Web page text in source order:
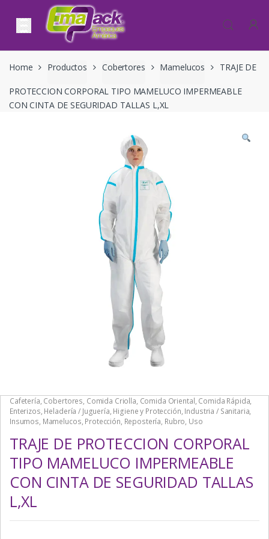
Skip to navigation
Skip to content
Home Productos Cobertores Mamelucos TRAJE DE
PROTECCION CORPORAL TIPO MAMELUCO IMPERMEABLE
CON CINTA DE SEGURIDAD TALLAS L,XL
Cafetería, Cobertores, Comida Criolla, Comida Oriental, Comida Rápida,
Enterizos, Heladería / Juguería, Higiene y Protección, Industria / Sanitaria,
Insumos, Mamelucos, Protección, Repostería, Rubro, Uso
TRAJE DE PROTECCION CORPORAL
TIPO MAMELUCO IMPERMEABLE
CON CINTA DE SEGURIDAD TALLAS
L,XL